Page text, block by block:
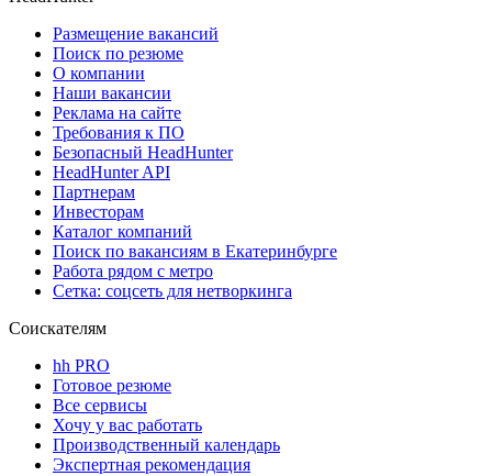
Размещение вакансий
Поиск по резюме
О компании
Наши вакансии
Реклама на сайте
Требования к ПО
Безопасный HeadHunter
HeadHunter API
Партнерам
Инвесторам
Каталог компаний
Поиск по вакансиям в Екатеринбурге
Работа рядом с метро
Сетка: соцсеть для нетворкинга
Соискателям
hh PRO
Готовое резюме
Все сервисы
Хочу у вас работать
Производственный календарь
Экспертная рекомендация